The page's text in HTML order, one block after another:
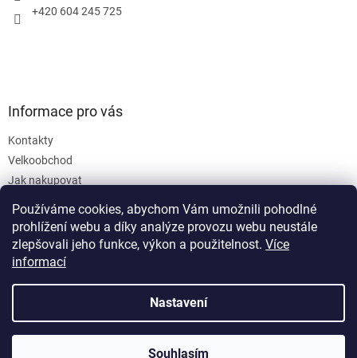
Používáme cookies, abychom Vám umožnili pohodlné
prohlížení webu a díky analýze provozu webu neustále
zlepšovali jeho funkce, výkon a použitelnost. Více
informací
Nastavení
Souhlasím
+420 604 245 725
Informace pro vás
Kontakty
Velkoobchod
Jak nakupovat
Podmínky ochrany osobních údajů
Vytvořil Shoptet
SanusVia. Všechna práva vyhrazena.